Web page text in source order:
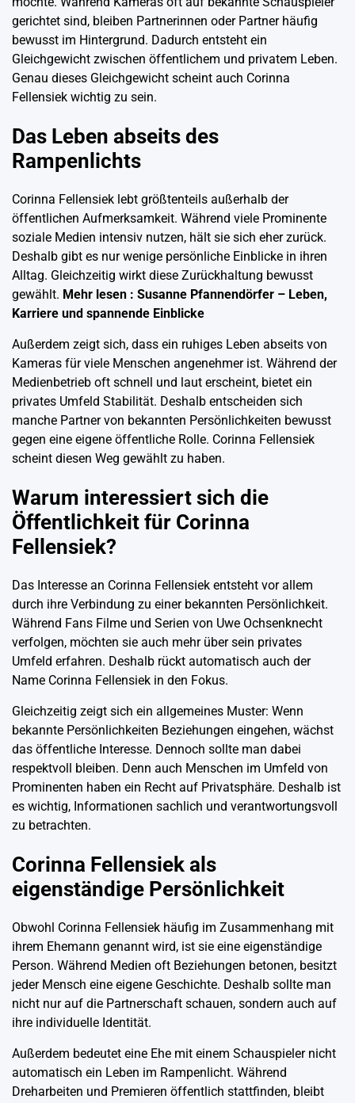
gerichtet sind, bleiben Partnerinnen oder Partner häufig
bewusst im Hintergrund. Dadurch entsteht ein
Gleichgewicht zwischen öffentlichem und privatem Leben.
Genau dieses Gleichgewicht scheint auch Corinna
Fellensiek wichtig zu sein.
Das Leben abseits des
Rampenlichts
Corinna Fellensiek lebt größtenteils außerhalb der
öffentlichen Aufmerksamkeit. Während viele Prominente
soziale Medien intensiv nutzen, hält sie sich eher zurück.
Deshalb gibt es nur wenige persönliche Einblicke in ihren
Alltag. Gleichzeitig wirkt diese Zurückhaltung bewusst
gewählt. Mehr lesen : Susanne Pfannendörfer – Leben,
Karriere und spannende Einblicke
Außerdem zeigt sich, dass ein ruhiges Leben abseits von
Kameras für viele Menschen angenehmer ist. Während der
Medienbetrieb oft schnell und laut erscheint, bietet ein
privates Umfeld Stabilität. Deshalb entscheiden sich
manche Partner von bekannten Persönlichkeiten bewusst
gegen eine eigene öffentliche Rolle. Corinna Fellensiek
scheint diesen Weg gewählt zu haben.
Warum interessiert sich die
Öffentlichkeit für Corinna
Fellensiek?
Das Interesse an Corinna Fellensiek entsteht vor allem
durch ihre Verbindung zu einer bekannten Persönlichkeit.
Während Fans Filme und Serien von Uwe Ochsenknecht
verfolgen, möchten sie auch mehr über sein privates
Umfeld erfahren. Deshalb rückt automatisch auch der
Name Corinna Fellensiek in den Fokus.
Gleichzeitig zeigt sich ein allgemeines Muster: Wenn
bekannte Persönlichkeiten Beziehungen eingehen, wächst
das öffentliche Interesse. Dennoch sollte man dabei
respektvoll bleiben. Denn auch Menschen im Umfeld von
Prominenten haben ein Recht auf Privatsphäre. Deshalb ist
es wichtig, Informationen sachlich und verantwortungsvoll
zu betrachten.
Corinna Fellensiek als
eigenständige Persönlichkeit
Obwohl Corinna Fellensiek häufig im Zusammenhang mit
ihrem Ehemann genannt wird, ist sie eine eigenständige
Person. Während Medien oft Beziehungen betonen, besitzt
jeder Mensch eine eigene Geschichte. Deshalb sollte man
nicht nur auf die Partnerschaft schauen, sondern auch auf
ihre individuelle Identität.
Außerdem bedeutet eine Ehe mit einem Schauspieler nicht
automatisch ein Leben im Rampenlicht. Während
Dreharbeiten und Premieren öffentlich stattfinden, bleibt